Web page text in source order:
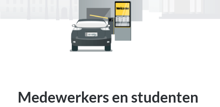
Medewerkers en studenten